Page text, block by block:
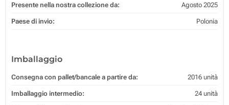
Presente nella nostra collezione da: Agosto 2025
Paese di invio: Polonia
Imballaggio
Consegna con pallet/bancale a partire da: 2016 unità
Imballaggio intermedio: 24 unità